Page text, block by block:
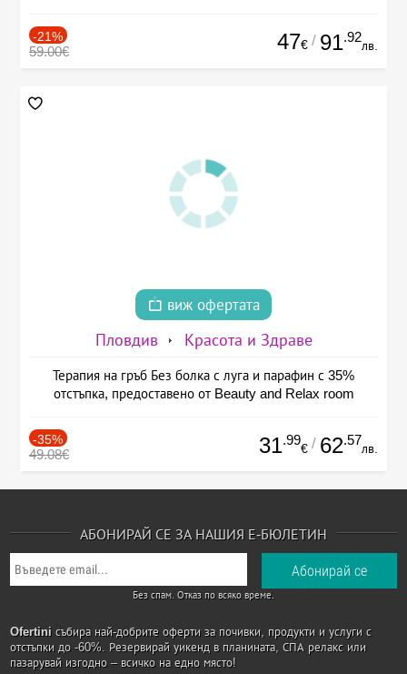
-21%
59.00€ 47€ / 91.92
лв.
виж офертата
Пловдив Красота и Здраве
Терапия на гръб Без болка с луга и парафин с 35%
отстъпка, предоставено от Beauty and Relax room
-35%
49.08€ 31.99
€ / 62.57
лв.
АБОНИРАЙ СЕ ЗА НАШИЯ Е-БЮЛЕТИН
Без спам. Отказ по всяко време.
Ofertini събира най-добрите оферти за почивки, продукти и услуги с
отстъпки до -60%. Резервирай уикенд в планината, СПА релакс или
пазарувай изгодно – всичко на едно място!